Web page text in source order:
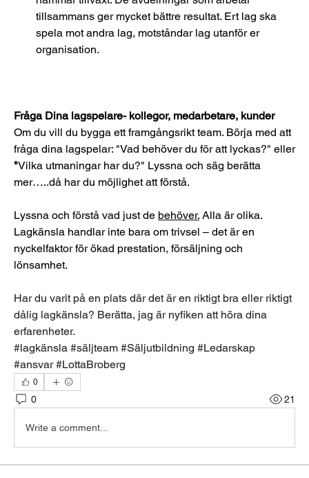
tillsammans ger mycket bättre resultat. Ert lag ska
spela mot andra lag, motståndar lag utanför er
organisation.
Fråga Dina lagspelare- kollegor, medarbetare, kunder
Om du vill du bygga ett framgångsrikt team. Börja med att
fråga dina lagspelar: "Vad behöver du för att lyckas?" eller
"Vilka utmaningar har du?" Lyssna och säg berätta
mer…..då har du möjlighet att förstå.
Lyssna och förstå vad just de behöver. Alla är olika.
Lagkänsla handlar inte bara om trivsel – det är en
nyckelfaktor för ökad prestation, försäljning och
lönsamhet.
Har du varit på en plats där det är en riktigt bra eller riktigt
dålig lagkänsla? Berätta, jag är nyfiken att höra dina
erfarenheter.
#lagkänsla #säljteam #Säljutbildning #Ledarskap
#ansvar #LottaBroberg
0
0 21
Write a comment...